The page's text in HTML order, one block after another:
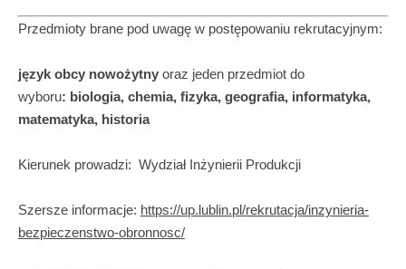
Przedmioty brane pod uwagę w postępowaniu rekrutacyjnym:
język obcy nowożytny oraz jeden przedmiot do
wyboru: biologia, chemia, fizyka, geografia, informatyka,
matematyka, historia
Kierunek prowadzi: Wydział Inżynierii Produkcji
Szersze informacje: https://up.lublin.pl/rekrutacja/inzynieria-
bezpieczenstwo-obronnosc/